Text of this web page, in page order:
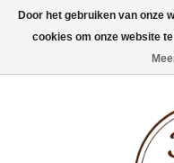
Door het gebruiken van onze
cookies om onze website